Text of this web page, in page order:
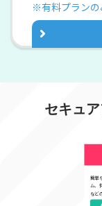
※有料プランの
セキュ
簡単
ム、
など